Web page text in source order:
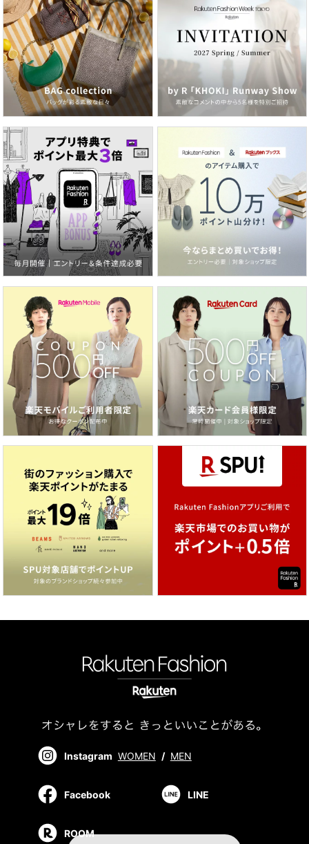
Instagram WOMEN / MEN
Facebook LINE
ROOM